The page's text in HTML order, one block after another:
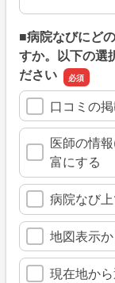
■病院なびにど
すか。以下の選
ださい
口コミの
医師の情
富にする
病院なび
地図表示
現在地か